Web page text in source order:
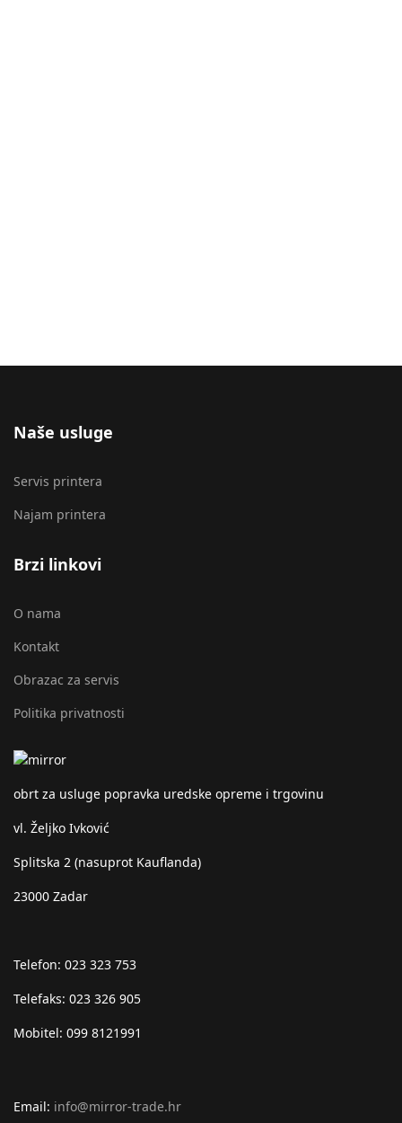
Naše usluge
Servis printera
Najam printera
Brzi linkovi
O nama
Kontakt
Obrazac za servis
Politika privatnosti
obrt za usluge popravka uredske opreme i trgovinu
vl. Željko Ivković
Splitska 2 (nasuprot Kauflanda)
23000 Zadar
Telefon: 023 323 753
Telefaks: 023 326 905
Mobitel: 099 8121991
Email: info@mirror-trade.hr